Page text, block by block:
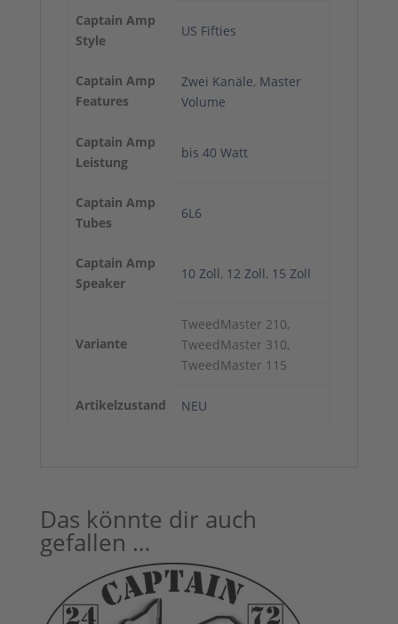
Captain Amp
Style
US Fifties
Captain Amp
Features
Zwei Kanäle, Master
Volume
Captain Amp
Leistung
bis 40 Watt
Captain Amp
Tubes
6L6
Captain Amp
Speaker
10 Zoll, 12 Zoll, 15 Zoll
Variante
TweedMaster 210,
TweedMaster 310,
TweedMaster 115
Artikelzustand NEU
Das könnte dir auch
gefallen …